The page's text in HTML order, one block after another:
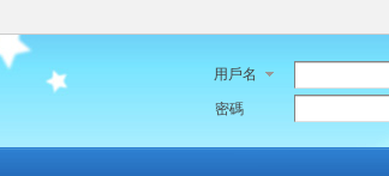
用戶名
密碼